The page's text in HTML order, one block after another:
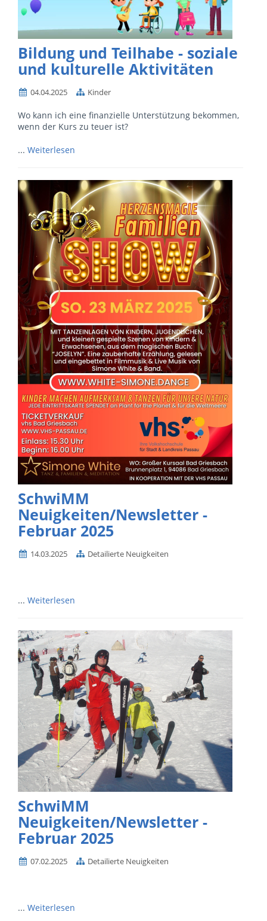
Bildung und Teilhabe - soziale
und kulturelle Aktivitäten
04.04.2025 Kinder
Wo kann ich eine finanzielle Unterstützung bekommen,
wenn der Kurs zu teuer ist?
... Weiterlesen
SchwiMM
Neuigkeiten/Newsletter -
Februar 2025
14.03.2025 Detailierte Neuigkeiten
... Weiterlesen
SchwiMM
Neuigkeiten/Newsletter -
Februar 2025
07.02.2025 Detailierte Neuigkeiten
... Weiterlesen